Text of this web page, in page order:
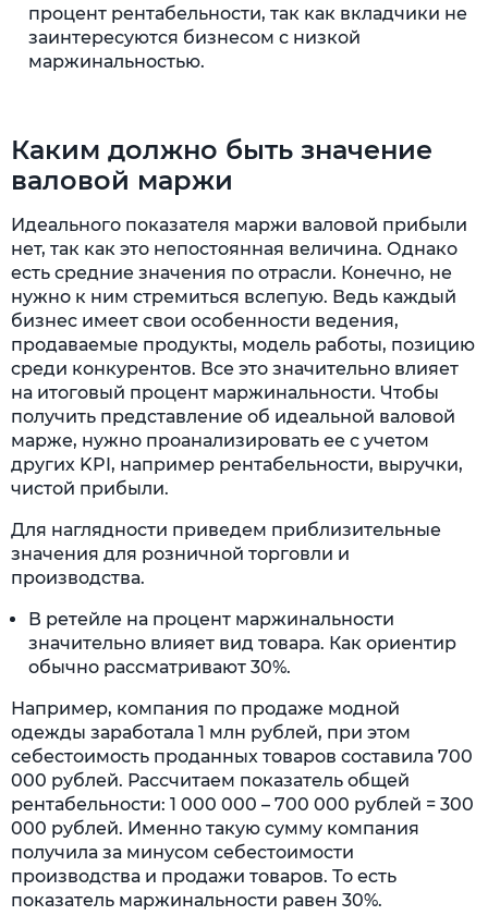
процент рентабельности, так как вкладчики не
заинтересуются бизнесом с низкой
маржинальностью.
Каким должно быть значение
валовой маржи
Идеального показателя маржи валовой прибыли
нет, так как это непостоянная величина. Однако
есть средние значения по отрасли. Конечно, не
нужно к ним стремиться вслепую. Ведь каждый
бизнес имеет свои особенности ведения,
продаваемые продукты, модель работы, позицию
среди конкурентов. Все это значительно влияет
на итоговый процент маржинальности. Чтобы
получить представление об идеальной валовой
марже, нужно проанализировать ее с учетом
других KPI, например рентабельности, выручки,
чистой прибыли.
Для наглядности приведем приблизительные
значения для розничной торговли и
производства.
В ретейле на процент маржинальности
значительно влияет вид товара. Как ориентир
обычно рассматривают 30%.
Например, компания по продаже модной
одежды заработала 1 млн рублей, при этом
себестоимость проданных товаров составила 700
000 рублей. Рассчитаем показатель общей
рентабельности: 1 000 000 – 700 000 рублей = 300
000 рублей. Именно такую сумму компания
получила за минусом себестоимости
производства и продажи товаров. То есть
показатель маржинальности равен 30%.